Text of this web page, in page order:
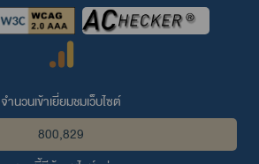
จำนวนเข้าเยี่ยมชมเว็บไซต์
800,829